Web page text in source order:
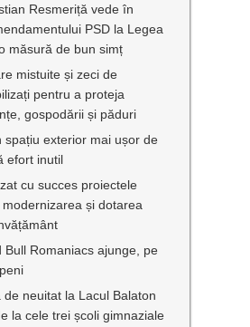
Resmeriță vede în
PSD la Legea
măsură de bun simț
mistuite și zeci de
pentru a proteja
gospodării și păduri
spațiu exterior mai ușor de
efort inutil
cu succes proiectele
și dotarea
Bull Romaniacs ajunge, pe
de neuitat la Lacul Balaton
la cele trei școli gimnaziale